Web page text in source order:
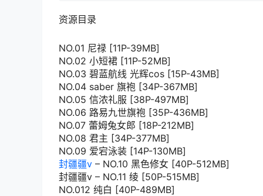
资源目录
NO.01 尼禄 [11P-39MB]
NO.02 小短裙 [11P-52MB]
NO.03 碧蓝航线 光辉cos [15P-43MB]
NO.04 saber 旗袍 [34P-367MB]
NO.05 信浓礼服 [38P-497MB]
NO.06 路易九世旗袍 [35P-436MB]
NO.07 蕾姆兔女郎 [18P-212MB]
NO.08 君主 [34P-377MB]
NO.09 爱宕泳装 [14P-130MB]
封疆疆v – NO.10 黑色修女 [40P-512MB]
封疆疆v – NO.11 绫 [50P-515MB]
NO.012 纯白 [40P-489MB]